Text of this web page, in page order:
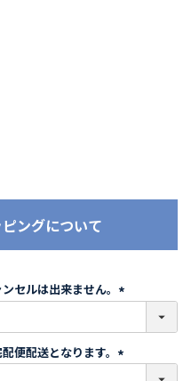
ングについて
セルは出来ません。
必
)
便配送となります。